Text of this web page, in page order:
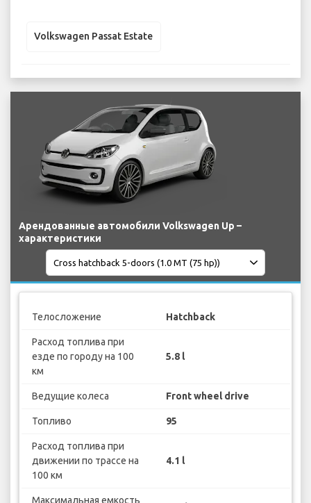
Volkswagen Passat Estate
Арендованные автомобили Volkswagen Up –
характеристики
Телосложение Hatchback
Расход топлива при
езде по городу на 100
км
5.8 l
Ведущие колеса Front wheel drive
Топливо 95
Расход топлива при
движении по трассе на
100 км
4.1 l
Максимальная емкость